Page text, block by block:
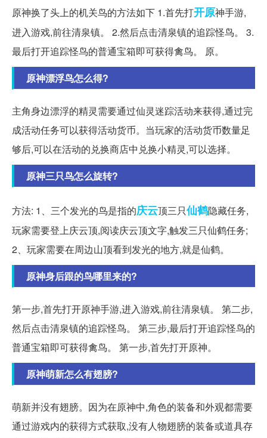
原神换了头上的机关鸟的方法如下 1.首先打开原神手游,
进入游戏,前往清泉镇。 2.然后点击清泉镇的追踪怪鸟。 3.
最后打开追踪怪鸟的普通宝箱即可获得禽鸟。 原。
原神漂浮鸟怎么得?
主角身边漂浮的精灵需要通过仙灵迷踪活动来获得,通过完
成活动任务可以获得活动货币。当玩家的活动货币数量足
够后,可以在活动的兑换商店中兑换小精灵,可以选择。
原神三只鸟怎么旋转?
方法: 1、三个发光的鸟是指的庆云顶三只仙鹤隐藏任务,
玩家需要登上庆云顶,阅读庆云顶文字,触发三只仙鹤任务;
2、玩家需要在周边山顶看到发光的地方,就是仙鹤。
原神身后跟的鸟哪里来的?
第一步,首先打开原神手游,进入游戏,前往清泉镇。 第二步,
然后点击清泉镇的追踪怪鸟。 第三步,最后打开追踪怪鸟的
普通宝箱即可获得禽鸟。 第一步,首先打开原神。
原神萌新怎么有翅膀?
萌新并没有翅膀。因为在原神中,角色的装备和外观都需要
通过游戏内的获得方式获取,没有人物翅膀的装备或道具存